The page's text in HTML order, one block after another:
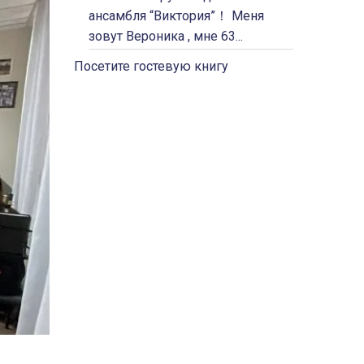
ансамбля “Виктория”！ Меня
зовут Вероника , мне 63...
Посетите гостевую книгу